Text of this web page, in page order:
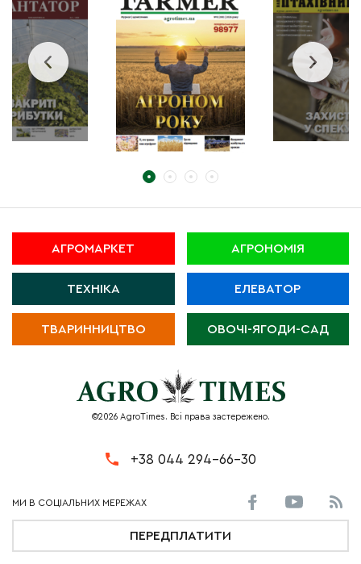
АГРОМАРКЕТ АГРОНОМІЯ
ТЕХНІКА ЕЛЕВАТОР
ТВАРИННИЦТВО ОВОЧІ-ЯГОДИ-САД
©2026 AgroTimes. Всі права застережено.
+38 044 294-66-30
ПЕРЕДПЛАТИТИ